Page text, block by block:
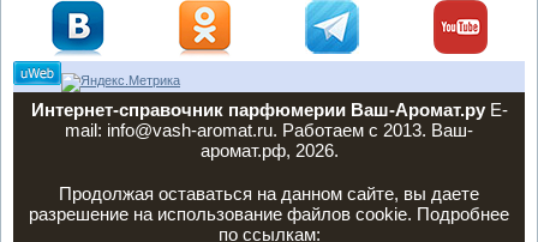
Интернет-справочник парфюмерии Ваш-Аромат.руE-
mail: info@vash-aromat.ru. Работаем с 2013. Ваш-
аромат.рф, 2026.
Продолжая оставаться на данном сайте, вы даете
разрешение на использование файлов cookie. Подробнее
по ссылкам: